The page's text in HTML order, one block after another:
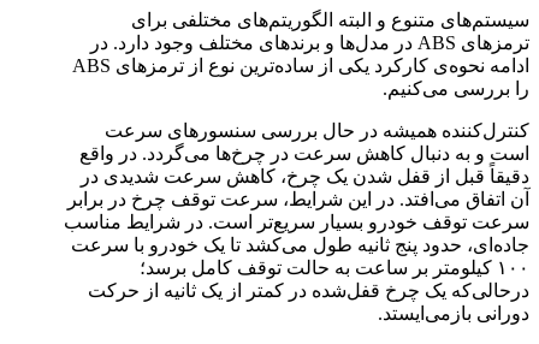
سیستم‌های متنوع و البته الگوریتم‌های مختلفی برای
ترمزهای ABS در مدل‌ها و برندهای مختلف وجود دارد. در
ادامه نحوه‌ی کارکرد یکی از ساده‌ترین نوع از ترمزهای ABS
را بررسی می‌کنیم.
کنترل‌کننده همیشه در حال بررسی سنسورهای سرعت
است و به‌ دنبال کاهش سرعت در چرخ‌ها می‌گردد. در واقع
دقیقاً قبل از قفل شدن یک چرخ‌، کاهش سرعت شدیدی در
آن اتفاق می‌افتد. در این شرایط، سرعت توقف چرخ در برابر
سرعت توقف خودرو بسیار سریع‌تر است. در شرایط مناسب
جاده‌ای، حدود پنج ثانیه‌ طول می‌کشد تا یک خودرو با سرعت
۱۰۰ کیلومتر بر ساعت به حالت توقف کامل برسد؛
درحالی‌که یک چرخ قفل‌شده در کمتر از یک ثانیه از حرکت
دورانی بازمی‌ایستد.